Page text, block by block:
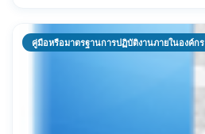
คู่มือหรือมาตรฐานการปฏิบัติงานภายในองค์กร